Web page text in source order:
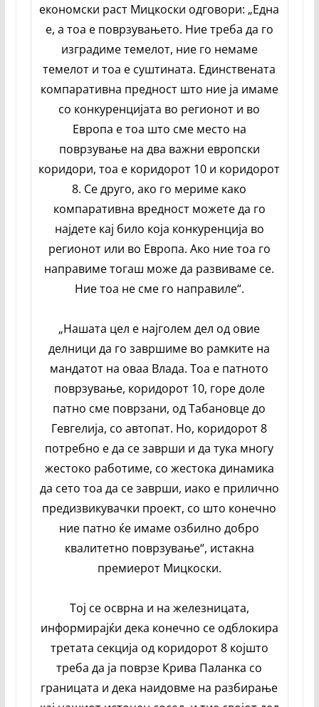
економски раст Мицкоски одговори: „Една
е, а тоа е поврзувањето. Ние треба да го
изградиме темелот, ние го немаме
темелот и тоа е суштината. Единствената
компаративна предност што ние ја имаме
со конкуренцијата во регионот и во
Европа е тоа што сме место на
поврзување на два важни европски
коридори, тоа е коридорот 10 и коридорот
8. Се друго, ако го мериме како
компаративна вредност можете да го
најдете кај било која конкуренција во
регионот или во Европа. Ако ние тоа го
направиме тогаш може да развиваме се.
Ние тоа не сме го направиле“.
„Нашата цел е најголем дел од овие
делници да го завршиме во рамките на
мандатот на оваа Влада. Тоа е патното
поврзување, коридорот 10, горе доле
патно сме поврзани, од Табановце до
Гевгелија, со автопат. Но, коридорот 8
потребно е да се заврши и да тука многу
жестоко работиме, со жестока динамика
да сето тоа да се заврши, иако е прилично
предизвикувачки проект, со што конечно
ние патно ќе имаме озбилно добро
квалитетно поврзување“, истакна
премиерот Мицкоски.
Тој се осврна и на железницата,
информирајќи дека конечно се одблокира
третата секција од коридорот 8 којшто
треба да ја поврзе Крива Паланка со
границата и дека наидовме на разбирање